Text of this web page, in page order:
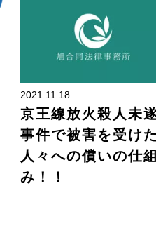
2021.11.18
京王線放火殺人未
事件で被害を受けた
人々への償いの仕組
み！！